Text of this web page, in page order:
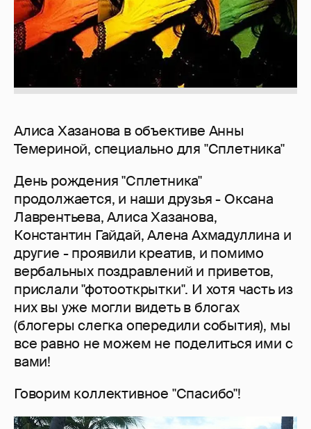
Алиса Хазанова в объективе Анны
Темериной, специально для "Сплетника"
День рождения "Сплетника"
продолжается, и наши друзья - Оксана
Лаврентьева, Алиса Хазанова,
Константин Гайдай, Алена Ахмадуллина и
другие - проявили креатив, и помимо
вербальных поздравлений и приветов,
прислали "фотооткрытки". И хотя часть из
них вы уже могли видеть в блогах
(блогеры слегка опередили события), мы
все равно не можем не поделиться ими с
вами!
Говорим коллективное "Спасибо"!